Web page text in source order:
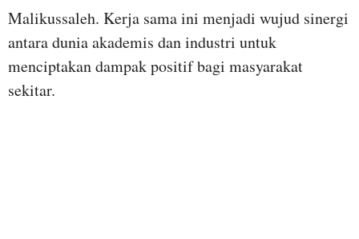
Malikussaleh. Kerja sama ini menjadi wujud sinergi
antara dunia akademis dan industri untuk
menciptakan dampak positif bagi masyarakat
sekitar.